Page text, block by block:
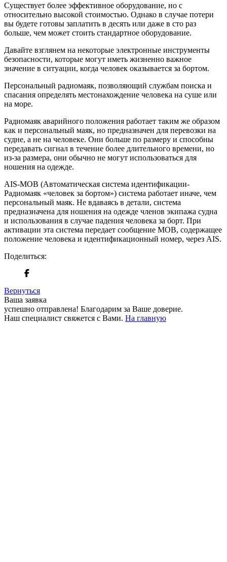
Существует более эффективное оборудование, но с
относительно высокой стоимостью. Однако в случае потери
вы будете готовы заплатить в десять или даже в сто раз
больше, чем может стоить стандартное оборудование.
Давайте взглянем на некоторые электронные инструменты
безопасности, которые могут иметь жизненно важное
значение в ситуации, когда человек оказывается за бортом.
Персональный радиомаяк, позволяющий службам поиска и
спасания определять местонахождение человека на суше или
на море.
Радиомаяк аварийного положения работает таким же образом
как и персональный маяк, но предназначен для перевозки на
судне, а не на человеке. Они больше по размеру и способны
передавать сигнал в течение более длительного времени, но
из-за размера, они обычно не могут использоваться для
ношения на одежде.
AIS-MOB (Автоматическая система идентификации-
Радиомаяк «человек за бортом») система работает иначе, чем
персональный маяк. Не вдаваясь в детали, система
предназначена для ношения на одежде членов экипажа судна
и использования в случае падения человека за борт. При
активации эта система передает сообщение MOB, содержащее
положение человека и идентификационный номер, через AIS.
Поделиться:
Вернуться
Ваша заявка
успешно отправлена! Благодарим за Ваше доверие.
Наш специалист свяжется с Вами. На главную